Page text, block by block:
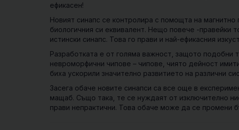
ефикасен!
Новият синапс се контролира с помощта на
биологичния си еквивалент. Нещо повече -правейки
истински синапс. Това го прави и най-ефикасния
Разработката е от голяма важност, защото подобни
невроморфични чипове – чипове, чиято дейност
биха ускорили значително развитието на различни
Засега обаче новите синапси са все още в
мащаб. Също така, те се нуждаят от изключително
прави непрактични. Това обаче може да се промени